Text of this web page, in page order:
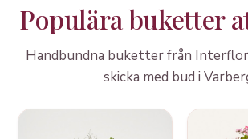
Populära buketter
Handbundna buketter från
skicka med bud i